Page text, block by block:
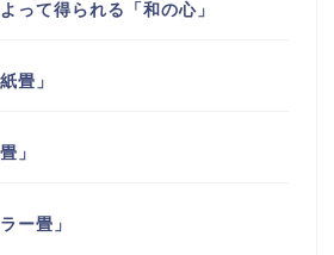
って得られる「和の心」
畳」
」
ー畳」